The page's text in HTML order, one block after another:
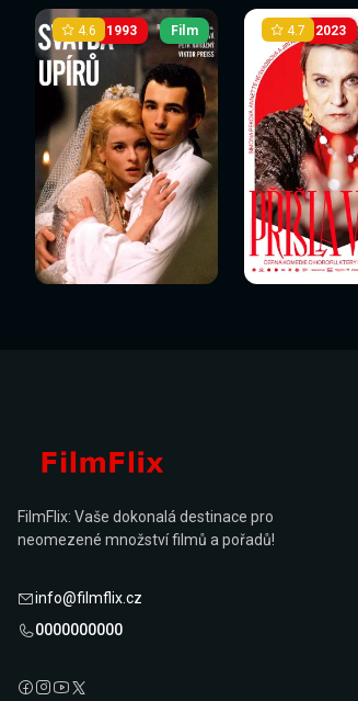
1993
Sledovat
nyní
4.6 Film
Sledovat nyní
2023
Sledovat
nyní
4.7
Sledovat nyní
FilmFlix: Vaše dokonalá destinace pro
neomezené množství filmů a pořadů!
info@filmflix.cz
0000000000